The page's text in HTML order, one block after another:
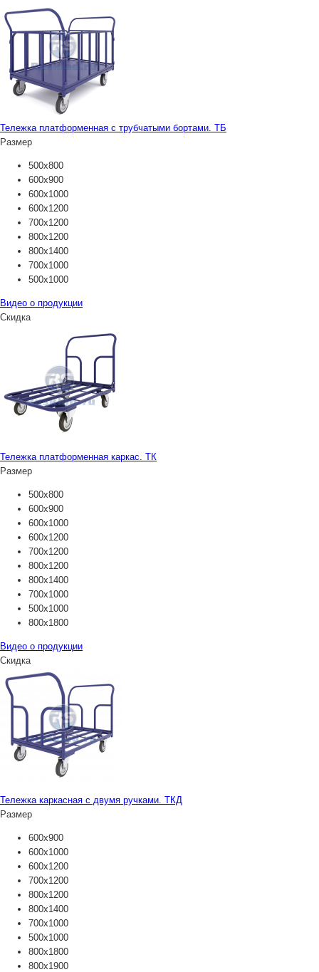
Тележка платформенная с трубчатыми бортами. ТБ
Размер
500х800
600х900
600х1000
600х1200
700х1200
800х1200
800х1400
700х1000
500х1000
Видео о продукции
Скидка
Тележка платформенная каркас. ТК
Размер
500х800
600х900
600х1000
600х1200
700х1200
800х1200
800х1400
700х1000
500х1000
800х1800
Видео о продукции
Скидка
Тележка каркасная с двумя ручками. ТКД
Размер
600х900
600х1000
600х1200
700х1200
800х1200
800х1400
700х1000
500х1000
800х1800
800х1900